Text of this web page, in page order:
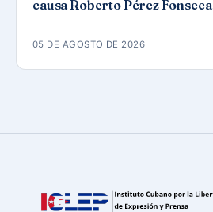
causa Roberto Pérez Fonseca
05 DE AGOSTO DE 2026